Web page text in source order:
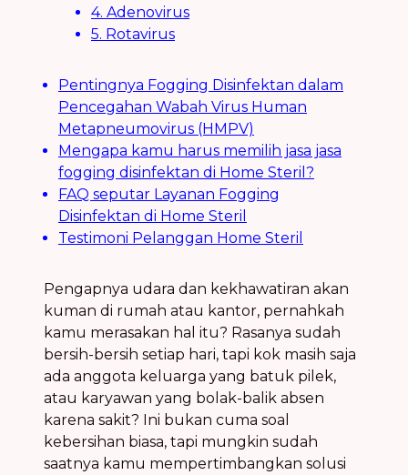
4. Adenovirus
5. Rotavirus
Pentingnya Fogging Disinfektan dalam
Pencegahan Wabah Virus Human
Metapneumovirus (HMPV)
Mengapa kamu harus memilih jasa jasa
fogging disinfektan di Home Steril?
FAQ seputar Layanan Fogging
Disinfektan di Home Steril
Testimoni Pelanggan Home Steril
Pengapnya udara dan kekhawatiran akan
kuman di rumah atau kantor, pernahkah
kamu merasakan hal itu? Rasanya sudah
bersih-bersih setiap hari, tapi kok masih saja
ada anggota keluarga yang batuk pilek,
atau karyawan yang bolak-balik absen
karena sakit? Ini bukan cuma soal
kebersihan biasa, tapi mungkin sudah
saatnya kamu mempertimbangkan solusi